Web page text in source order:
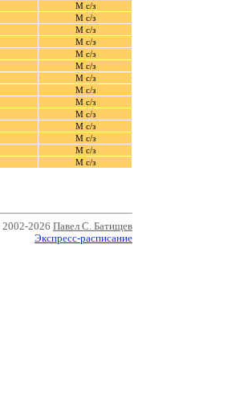
М с/з
М с/з
М с/з
М с/з
М с/з
М с/з
М с/з
М с/з
М с/з
М с/з
М с/з
М с/з
М с/з
М с/з
2026 Павел С. Батищев
Экспресс-расписание